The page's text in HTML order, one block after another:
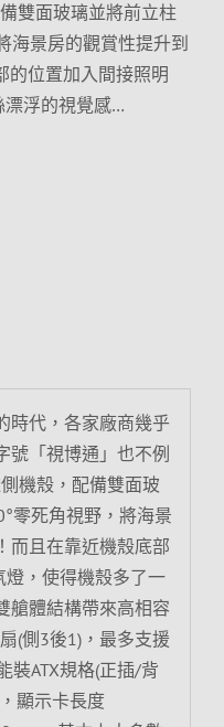
雙面玻璃並將前立柱
海景房的觀賞性提升到
的位置加入間接照明
漂浮的視覺感…
時代，各家廠商幾乎
號「視博通」也不例
機殼，配備雙面玻
零死角視野，將海景
而且在靠近機殼底部
燈，使得機殼多了一
艙體結構帶來高相容
(側3後1)，最多支援
裝ATX規格(正插/背
顯示卡長度